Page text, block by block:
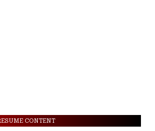
CONTENT